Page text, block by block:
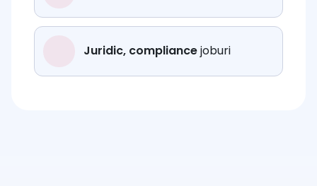
Juridic, compliancejoburi